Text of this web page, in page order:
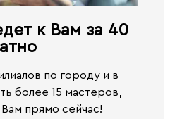
к Вам за 40
по городу и в
более 15 мастеров,
прямо сейчас!